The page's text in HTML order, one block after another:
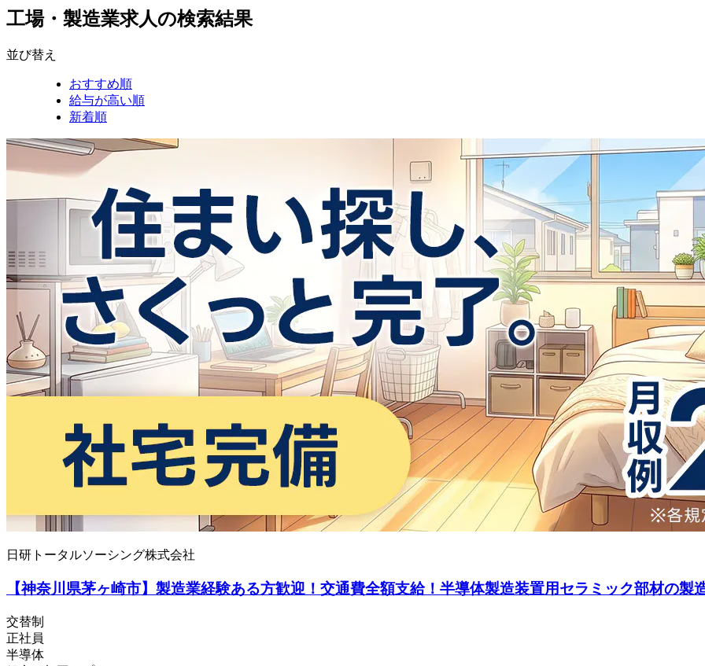
工場・製造業求人の検索結果
並び替え
おすすめ順
給与が高い順
新着順
日研トータルソーシング株式会社
【神奈川県茅ヶ崎市】製造業経験ある方歓迎！交通費全額支給！半導体製造装置用セラミック部材の製
交替制
正社員
半導体